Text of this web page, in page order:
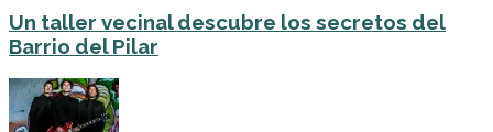
Un taller vecinal descubre los secretos del
Barrio del Pilar